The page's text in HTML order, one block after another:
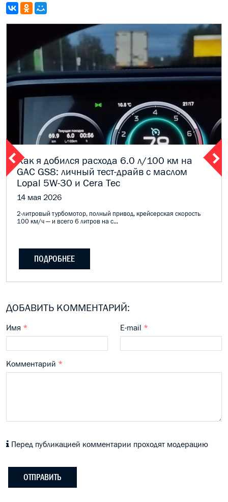
Как я добился расхода 6.0 л/100 км на
GAC GS8: личный тест-драйв с маслом
Lopal 5W-30 и Cera Tec
14 мая 2026
2-литровый турбомотор, полный привод, крейсерская скорость
100 км/ч — и всего 6 литров на с...
ПОДРОБНЕЕ
ДОБАВИТЬ КОММЕНТАРИЙ:
Имя * E-mail *
Комментарий *
Перед публикацией комментарии проходят модерацию
ОТПРАВИТЬ